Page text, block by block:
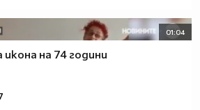
01:04
на 74 години